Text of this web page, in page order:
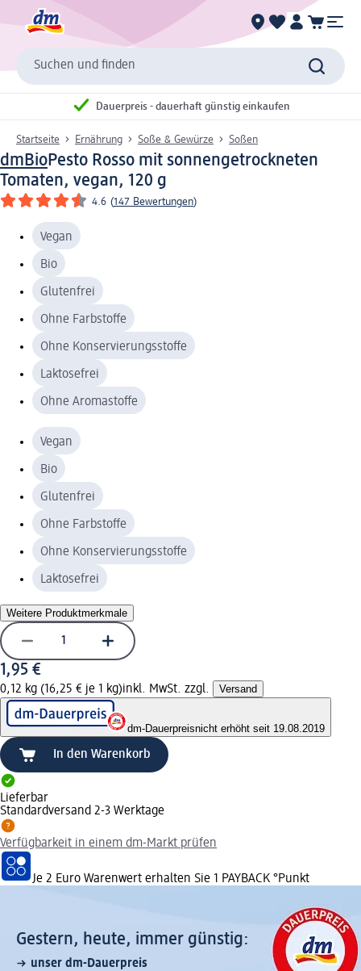
Suchen und finden
Dauerpreis - dauerhaft günstig einkaufen
Startseite Ernährung Soße & Gewürze Soßen
dmBioPesto Rosso mit sonnengetrockneten
Tomaten, vegan, 120 g
4.6 (147 Bewertungen)
Vegan
Bio
Glutenfrei
Ohne Farbstoffe
Ohne Konservierungsstoffe
Laktosefrei
Ohne Aromastoffe
Vegan
Bio
Glutenfrei
Ohne Farbstoffe
Ohne Konservierungsstoffe
Laktosefrei
Weitere Produktmerkmale
1,95 €
0,12 kg (16,25 € je 1 kg)inkl. MwSt. zzgl. Versand
dm-Dauerpreisnicht erhöht seit 19.08.2019
In den Warenkorb
Lieferbar
Standardversand 2-3 Werktage
Verfügbarkeit in einem dm-Markt prüfen
Je 2 Euro Warenwert erhalten Sie 1 PAYBACK °Punkt
Gestern, heute, immer günstig:
unser dm-Dauerpreis